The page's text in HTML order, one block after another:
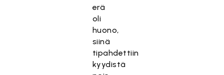
erä
oli
huono,
siinä
tipahdettiin
kyydistä